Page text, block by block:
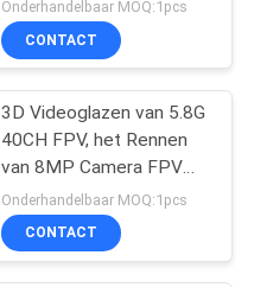
Channes FPV onder 200
voor Hommel
Onderhandelbaar MOQ:1pcs
CONTACT
3D Videoglazen van 5.8G
40CH FPV, het Rennen
van 8MP Camera FPV
Beschermende brillen
HDMI
Onderhandelbaar MOQ:1pcs
CONTACT